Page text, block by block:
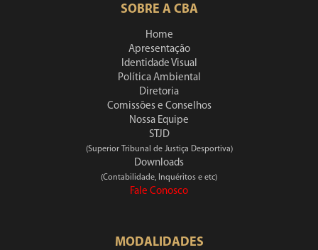
SOBRE A CBA
Home
Apresentação
Identidade Visual
Política Ambiental
Diretoria
Comissões e Conselhos
Nossa Equipe
STJD
(Superior Tribunal de Justiça Desportiva)
Downloads
(Contabilidade, Inquéritos e etc)
Fale Conosco
MODALIDADES